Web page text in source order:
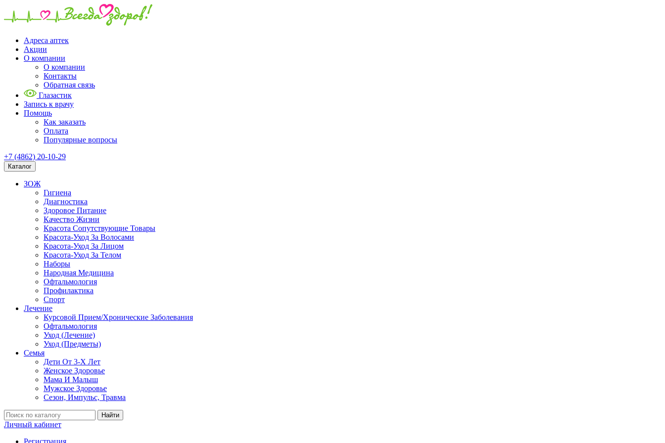
Адреса аптек
Акции
О компании
О компании
Контакты
Обратная связь
Глазастик
Запись к врачу
Помощь
Как заказать
Оплата
Популярные вопросы
+7 (4862) 20-10-29
Каталог
ЗОЖ
Гигиена
Диагностика
Здоровое Питание
Качество Жизни
Красота Сопутствующие Товары
Красота-Уход За Волосами
Красота-Уход За Лицом
Красота-Уход За Телом
Наборы
Народная Медицина
Офтальмология
Профилактика
Спорт
Лечение
Курсовой Прием/Хронические Заболевания
Офтальмология
Уход (Лечение)
Уход (Предметы)
Семья
Дети От 3-Х Лет
Женское Здоровье
Мама И Малыш
Мужское Здоровье
Сезон, Импульс, Травма
Найти
Личный кабинет
Регистрация